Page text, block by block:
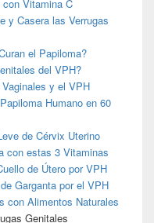
Vitamina C
y Casera las Verrugas
el Papiloma?
del VPH?
y el VPH
Humano en 60
de Cérvix Uterino
con estas 3 Vitaminas
de Útero por VPH
Garganta por el VPH
con Alimentos Naturales
Genitales